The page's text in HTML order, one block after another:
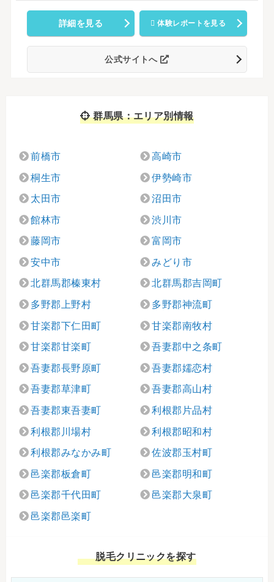
詳細を見る 体験レポートを見る
公式サイトへ
群馬県：エリア別情報
前橋市 高崎市
桐生市 伊勢崎市
太田市 沼田市
館林市 渋川市
藤岡市 富岡市
安中市 みどり市
北群馬郡榛東村 北群馬郡吉岡町
多野郡上野村 多野郡神流町
甘楽郡下仁田町 甘楽郡南牧村
甘楽郡甘楽町 吾妻郡中之条町
吾妻郡長野原町 吾妻郡嬬恋村
吾妻郡草津町 吾妻郡高山村
吾妻郡東吾妻町 利根郡片品村
利根郡川場村 利根郡昭和村
利根郡みなかみ町 佐波郡玉村町
邑楽郡板倉町 邑楽郡明和町
邑楽郡千代田町 邑楽郡大泉町
邑楽郡邑楽町
脱毛クリニックを探す